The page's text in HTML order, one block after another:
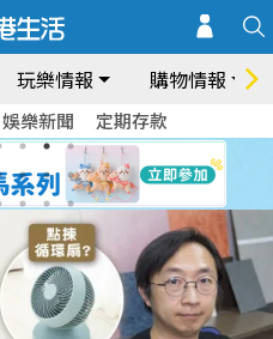
玩樂情報 購物情報
娛樂新聞 定期存款